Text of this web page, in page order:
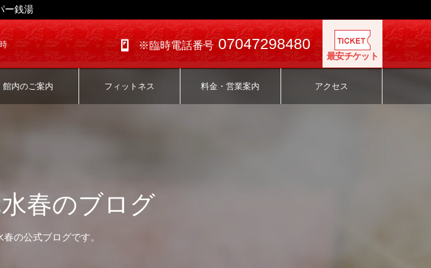
ー銭湯
※臨時電話番号07047298480
最安チケット
館内のご案内 フィットネス 料金・営業案内 アクセス
春のブログ
の公式ブログです。